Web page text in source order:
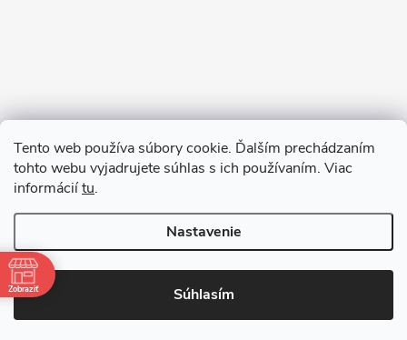
Tento web používa súbory cookie. Ďalším prechádzaním
tohto webu vyjadrujete súhlas s ich používaním. Viac
informáciítu.
Nastavenie
Súhlasím
Sledovať na Instagrame
Copyright 2026remab.sk. Všetky práva vyhradené.
Zobraziť